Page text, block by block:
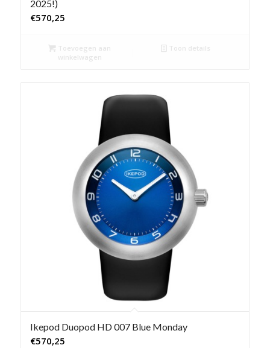
2025!)
€570,25
Toevoegen aan
winkelwagen
Toon details
Ikepod Duopod HD 007 Blue Monday
€570,25